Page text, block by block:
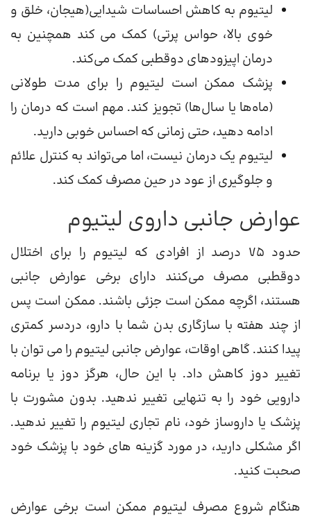
لیتیوم به کاهش احساسات شیدایی(هیجان، خلق و
خوی بالا، حواس پرتی) کمک می کند همچنین به
درمان اپیزودهای دوقطبی کمک می‌کند.
پزشک ممکن است لیتیوم را برای مدت طولانی
(ماه‌ها یا سال‌ها) تجویز کند. مهم است که درمان را
ادامه دهید، حتی زمانی که احساس خوبی دارید.
لیتیوم یک درمان نیست، اما می‌تواند به کنترل علائم
و جلوگیری از عود در حین مصرف کمک کند.
عوارض جانبی داروی لیتیوم
حدود 75 درصد از افرادی که لیتیوم را برای اختلال
دوقطبی مصرف می‌کنند دارای برخی عوارض جانبی
هستند، اگرچه ممکن است جزئی باشند. ممکن است پس
از چند هفته با سازگاری بدن شما با دارو، دردسر کمتری
پیدا کنند. گاهی اوقات، عوارض جانبی لیتیوم را می توان با
تغییر دوز کاهش داد. با این حال، هرگز دوز یا برنامه
دارویی خود را به تنهایی تغییر ندهید. بدون مشورت با
پزشک یا داروساز خود، نام تجاری لیتیوم را تغییر ندهید.
اگر مشکلی دارید، در مورد گزینه های خود با پزشک خود
صحبت کنید.
هنگام شروع مصرف لیتیوم ممکن است برخی عوارض